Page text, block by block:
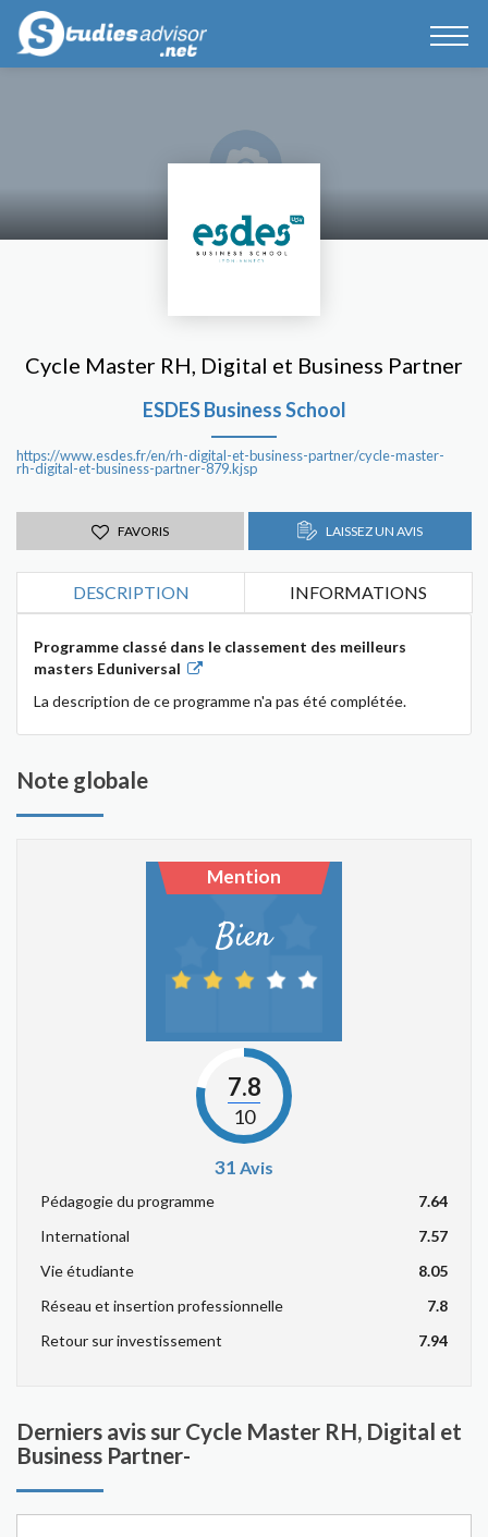
Cycle Master RH, Digital et Business Partner
ESDES Business School
https://www.esdes.fr/en/rh-digital-et-business-partner/cycle-master-
rh-digital-et-business-partner-879.kjsp
FAVORIS LAISSEZ UN AVIS
DESCRIPTION INFORMATIONS
Programme classé dans le classement des meilleurs
masters Eduniversal
La description de ce programme n'a pas été complétée.
Note globale
Mention
Bien
7.8
10
31 Avis
Pédagogie du programme
7.64
International
7.57
Vie étudiante
8.05
Réseau et insertion professionnelle
7.8
Retour sur investissement
7.94
Derniers avis sur Cycle Master RH, Digital et
Business Partner-